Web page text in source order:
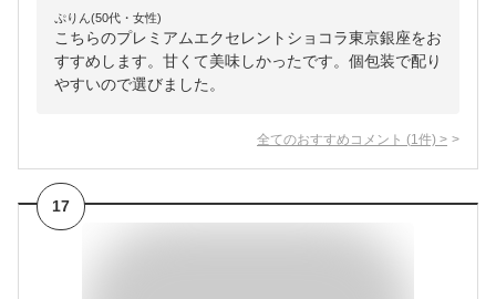
ぷりん(50代・女性)
こちらのプレミアムエクセレントショコラ東京銀座をお
すすめします。甘くて美味しかったです。個包装で配り
やすいので選びました。
全てのおすすめコメント (1 件) >
17